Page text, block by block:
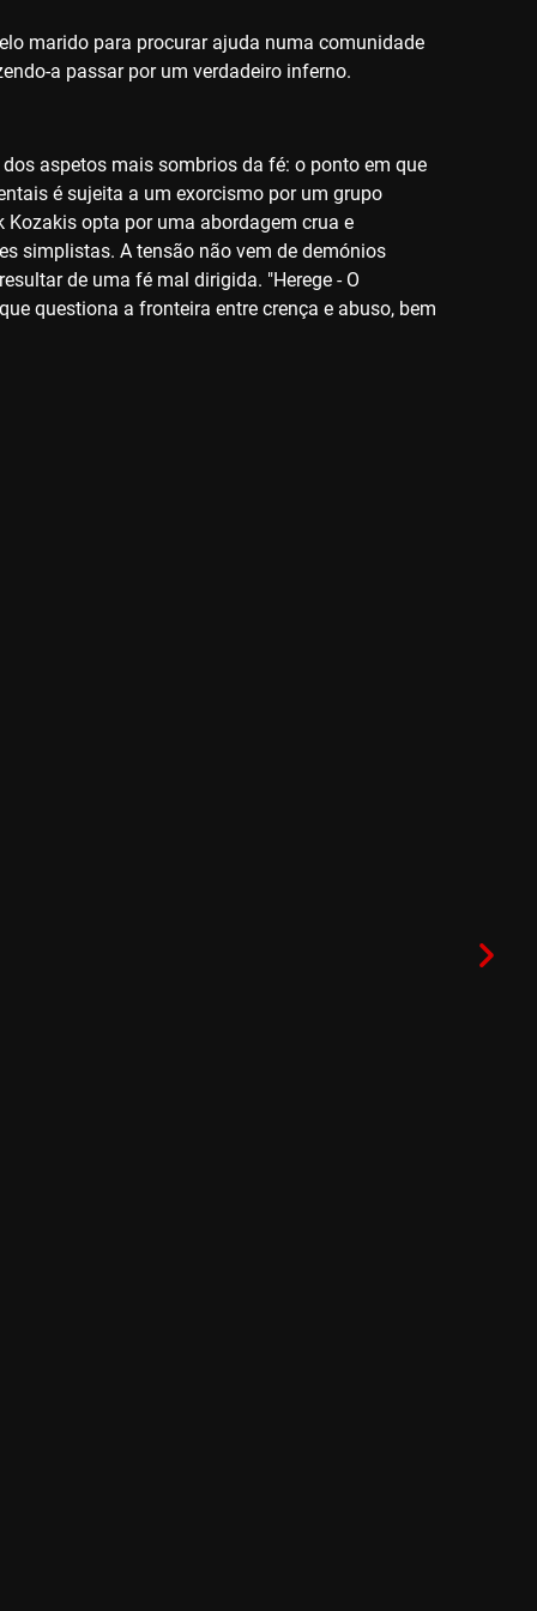
marido para procurar ajuda numa comunidade
a passar por um verdadeiro inferno.
aspetos mais sombrios da fé: o ponto em que
é sujeita a um exorcismo por um grupo
Kozakis opta por uma abordagem crua e
simplistas. A tensão não vem de demónios
de uma fé mal dirigida. "Herege - O
questiona a fronteira entre crença e abuso, bem